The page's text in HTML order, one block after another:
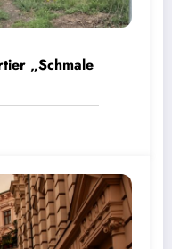
„Schmale